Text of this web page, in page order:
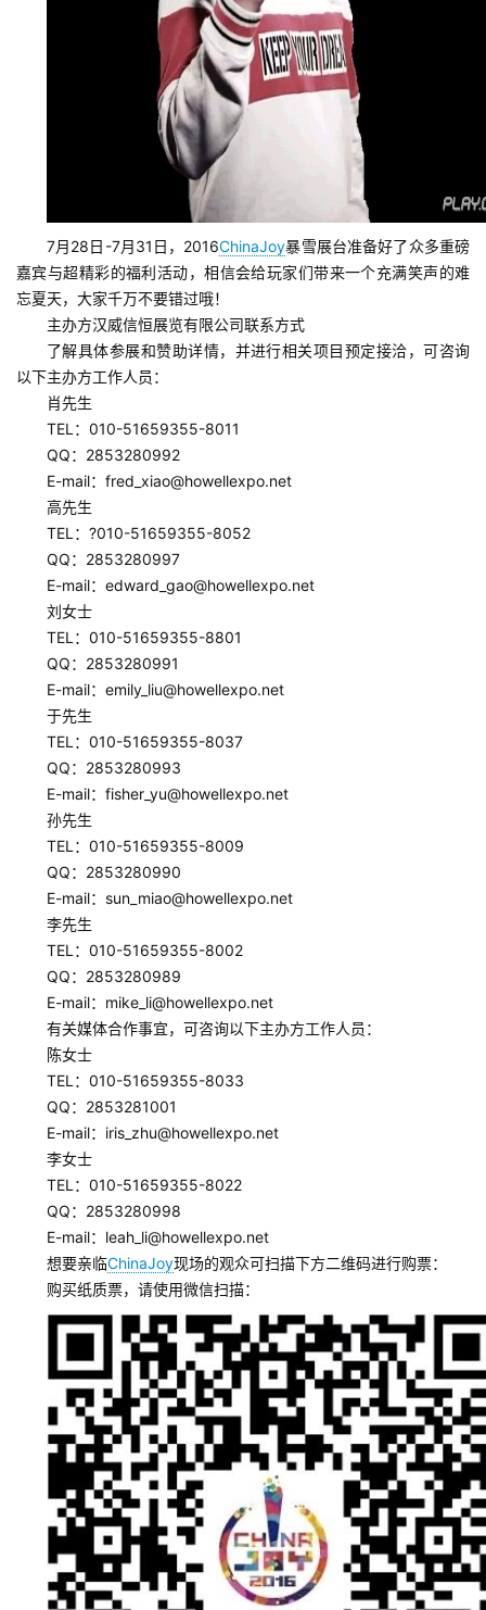
茶
奖
月
3
0
日
游
茶
对
接
会
上
海
站
7月28日-7月31日，2016ChinaJoy暴雪展台准备好了众多重磅
嘉宾与超精彩的福利活动，相信会给玩家们带来一个充满笑声的难
忘夏天，大家千万不要错过哦！
主办方汉威信恒展览有限公司联系方式
了解具体参展和赞助详情，并进行相关项目预定接洽，可咨询
以下主办方工作人员：
肖先生
TEL：010-51659355-8011
QQ：2853280992
E-mail：fred_xiao@howellexpo.net
高先生
TEL：?010-51659355-8052
QQ：2853280997
E-mail：edward_gao@howellexpo.net
刘女士
TEL：010-51659355-8801
QQ：2853280991
E-mail：emily_liu@howellexpo.net
于先生
TEL：010-51659355-8037
QQ：2853280993
E-mail：fisher_yu@howellexpo.net
孙先生
TEL：010-51659355-8009
QQ：2853280990
E-mail：sun_miao@howellexpo.net
李先生
TEL：010-51659355-8002
QQ：2853280989
E-mail：mike_li@howellexpo.net
有关媒体合作事宜，可咨询以下主办方工作人员：
陈女士
TEL：010-51659355-8033
QQ：2853281001
E-mail：iris_zhu@howellexpo.net
李女士
TEL：010-51659355-8022
QQ：2853280998
E-mail：leah_li@howellexpo.net
想要亲临ChinaJoy现场的观众可扫描下方二维码进行购票：
购买纸质票，请使用微信扫描：